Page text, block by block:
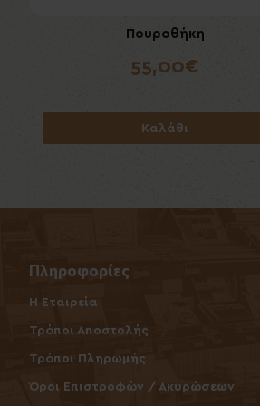
Πουροθήκη
55,00€
Καλάθι
Πληροφορίες
Η Εταιρεία
Τρόποι Αποστολής
Τρόποι Πληρωμής
Όροι Επιστροφών / Ακυρώσεων